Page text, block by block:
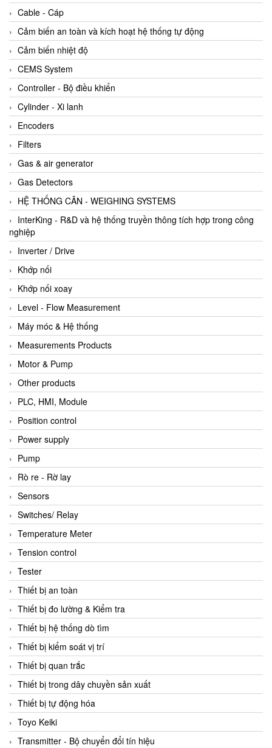
Cable - Cáp
Cảm biến an toàn và kích hoạt hệ thống tự động
Cảm biến nhiệt độ
CEMS System
Controller - Bộ điều khiển
Cylinder - Xi lanh
Encoders
Filters
Gas & air generator
Gas Detectors
HỆ THỐNG CÂN - WEIGHING SYSTEMS
InterKing - R&D và hệ thống truyền thông tích hợp trong công
nghiệp
Inverter / Drive
Khớp nối
Khớp nối xoay
Level - Flow Measurement
Máy móc & Hệ thống
Measurements Products
Motor & Pump
Other products
PLC, HMI, Module
Position control
Power supply
Pump
Rò re - Rờ lay
Sensors
Switches/ Relay
Temperature Meter
Tension control
Tester
Thiết bị an toàn
Thiết bị đo lường & Kiểm tra
Thiết bị hệ thống dò tìm
Thiết bị kiểm soát vị trí
Thiết bị quan trắc
Thiết bị trong dây chuyền sản xuất
Thiết bị tự động hóa
Toyo Keiki
Transmitter - Bộ chuyển đổi tín hiệu